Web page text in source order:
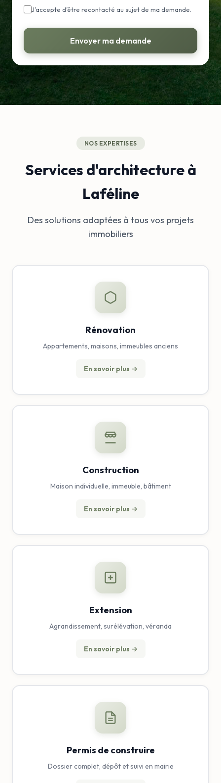
J’accepte d’être recontacté au sujet de ma demande.
Envoyer ma demande
NOS EXPERTISES
Services d'architecture à
Laféline
Des solutions adaptées à tous vos projets
immobiliers
Rénovation
Appartements, maisons, immeubles anciens
En savoir plus →
Construction
Maison individuelle, immeuble, bâtiment
En savoir plus →
Extension
Agrandissement, surélévation, véranda
En savoir plus →
Permis de construire
Dossier complet, dépôt et suivi en mairie